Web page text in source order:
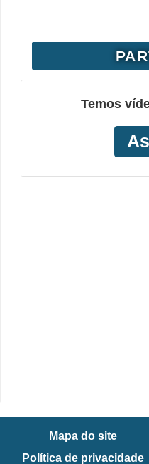
Temos
Mapa do site
Política de privacidade